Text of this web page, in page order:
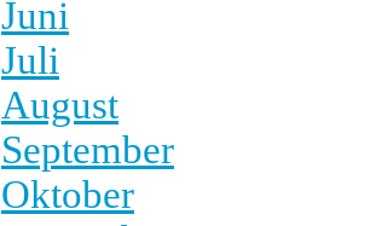
Juni
Juli
August
September
Oktober